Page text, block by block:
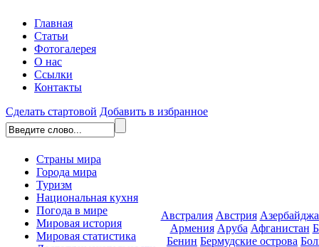
Главная
Статьи
Фотогалерея
О нас
Ссылки
Контакты
Сделать стартовой Добавить в избранное
Страны мира
Города мира
Туризм
Национальная кухня
Погода в мире
Мировая история
Мировая статистика
Австралия Австрия
Армения Аруба Афганистан
Бенин Бермудские острова